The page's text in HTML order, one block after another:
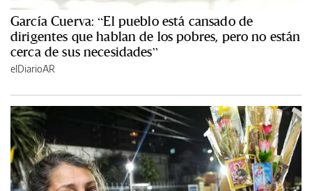
García Cuerva: “El pueblo está cansado de
dirigentes que hablan de los pobres, pero no están
cerca de sus necesidades”
elDiarioAR